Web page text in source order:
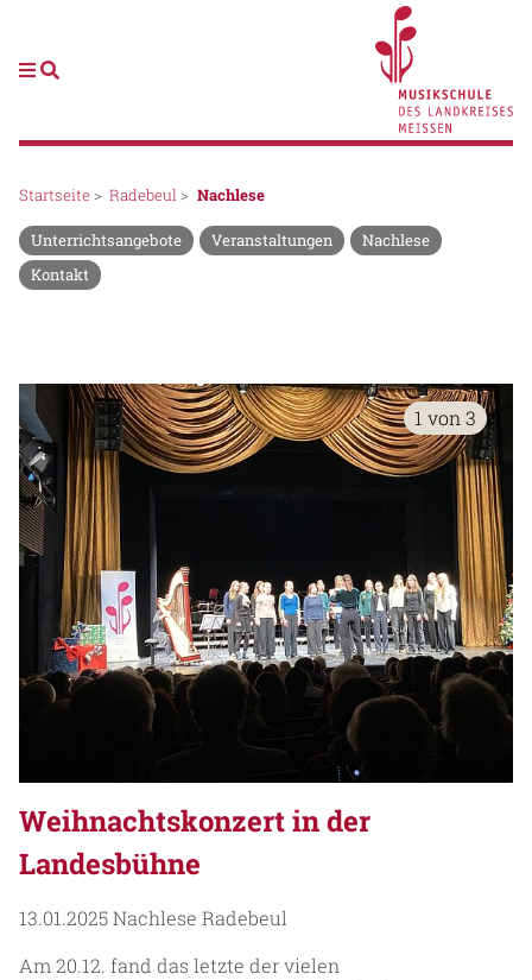
Startseite> Radebeul > Nachlese
Unterrichtsangebote Veranstaltungen
Nachlese
Kontakt
1 von 3
Weihnachtskonzert in der
Landesbühne
13.01.2025Nachlese Radebeul
Am 20.12. fand das letzte der vielen